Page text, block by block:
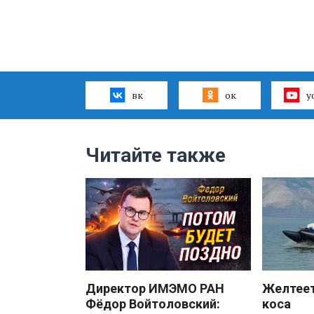
вк ок
Читайте также
Директор ИМЭМО РАН
Фёдор Войтоловский:
коса